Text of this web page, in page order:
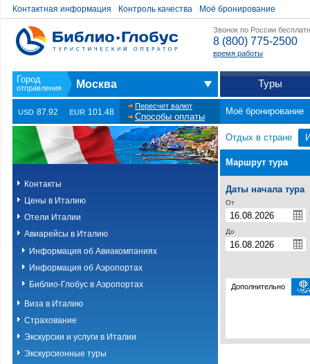
Контактная информация Контроль качества Моё бронирование
Звонок по России
8 (800) 775-2500
время работы
Москва Туры
USD 87.92 EUR 101.48
Пересчет валют
Способы оплаты
Моё бронирование
Контакты
Цены в Италию
Отели Италии
Авиарейсы в Италию
Информация об Авиакомпаниях
Информация об Аэропортах
Библио-Глобус в Аэропортах
Виза в Италию
Страхование
Экскурсии и услуги в Италии
Экскурсионные туры
Отдых в стране
Маршрут тура
Даты начала тура
От
До
Дополнительно